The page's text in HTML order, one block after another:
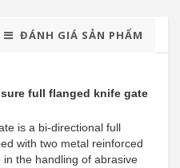
ĐÁNH GIÁ SẢN PHẨM
full flanged knife gate
is a bi-directional full
with two metal reinforced
the handling of abrasive